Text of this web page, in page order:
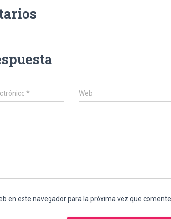
* Web
en este navegador para la próxima vez que comente.